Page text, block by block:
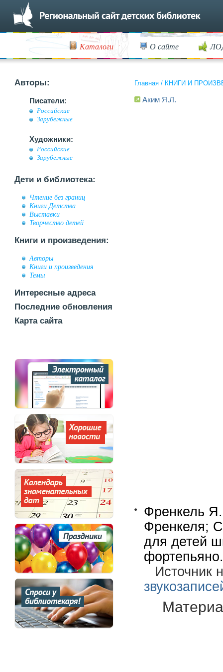
Каталоги О сайте
Авторы:
Писатели:
Российские
Зарубежные
Художники:
Российские
Зарубежные
Дети и библиотека:
Чтение без границ
Книги Детства
Выставки
Творчество детей
Книги и произведения:
Авторы
Книги и произведения
Темы
Интересные адреса
Последние обновления
Карта сайта
Главная / КНИГИ И
Аким Я.Л.
Френкель
Френкеля;
для детей
Источник